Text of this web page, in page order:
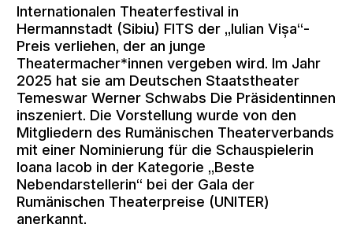
Internationalen Theaterfestival in
Hermannstadt (Sibiu) FITS der „Iulian Vișa“-
Preis verliehen, der an junge
Theatermacher*innen vergeben wird. Im Jahr
2025 hat sie am Deutschen Staatstheater
Temeswar Werner Schwabs Die Präsidentinnen
inszeniert. Die Vorstellung wurde von den
Mitgliedern des Rumänischen Theaterverbands
mit einer Nominierung für die Schauspielerin
Ioana Iacob in der Kategorie „Beste
Nebendarstellerin“ bei der Gala der
Rumänischen Theaterpreise (UNITER)
anerkannt.